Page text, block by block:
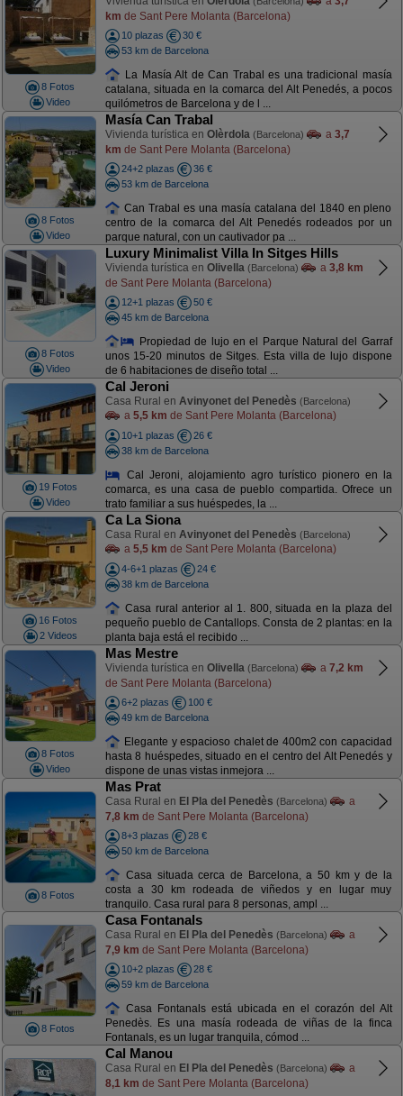
8 Fotos
Video
km de Sant Pere Molanta (Barcelona)
10 plazas
30 €
53 km de Barcelona
La Masía Alt de Can Trabal es una tradicional masía
catalana, situada en la comarca del Alt Penedés, a pocos
quilómetros de Barcelona y de l ...
8 Fotos
Video
Masía Can Trabal
Vivienda turística en Olèrdola (Barcelona) a 3,7
km de Sant Pere Molanta (Barcelona)
24+2 plazas
36 €
53 km de Barcelona
Can Trabal es una masía catalana del 1840 en pleno
centro de la comarca del Alt Penedés rodeados por un
parque natural, con un cautivador pa ...
8 Fotos
Video
Luxury Minimalist Villa In Sitges Hills
Vivienda turística en Olivella (Barcelona) a 3,8 km
de Sant Pere Molanta (Barcelona)
12+1 plazas
50 €
45 km de Barcelona
Propiedad de lujo en el Parque Natural del Garraf
unos 15-20 minutos de Sitges. Esta villa de lujo dispone
de 6 habitaciones de diseño total ...
19 Fotos
Video
Cal Jeroni
Casa Rural en Avinyonet del Penedès (Barcelona)
a 5,5 km de Sant Pere Molanta (Barcelona)
10+1 plazas
26 €
38 km de Barcelona
Cal Jeroni, alojamiento agro turístico pionero en la
comarca, es una casa de pueblo compartida. Ofrece un
trato familiar a sus huéspedes, la ...
16 Fotos
2 Videos
Ca La Siona
Casa Rural en Avinyonet del Penedès (Barcelona)
a 5,5 km de Sant Pere Molanta (Barcelona)
4-6+1 plazas
24 €
38 km de Barcelona
Casa rural anterior al 1. 800, situada en la plaza del
pequeño pueblo de Cantallops. Consta de 2 plantas: en la
planta baja está el recibido ...
8 Fotos
Video
Mas Mestre
Vivienda turística en Olivella (Barcelona) a 7,2 km
de Sant Pere Molanta (Barcelona)
6+2 plazas
100 €
49 km de Barcelona
Elegante y espacioso chalet de 400m2 con capacidad
hasta 8 huéspedes, situado en el centro del Alt Penedés y
dispone de unas vistas inmejora ...
8 Fotos
Mas Prat
Casa Rural en El Pla del Penedès (Barcelona)
a
7,8 km de Sant Pere Molanta (Barcelona)
8+3 plazas
28 €
50 km de Barcelona
Casa situada cerca de Barcelona, a 50 km y de la
costa a 30 km rodeada de viñedos y en lugar muy
tranquilo. Casa rural para 8 personas, ampl ...
8 Fotos
Casa Fontanals
Casa Rural en El Pla del Penedès (Barcelona)
a
7,9 km de Sant Pere Molanta (Barcelona)
10+2 plazas
28 €
59 km de Barcelona
Casa Fontanals está ubicada en el corazón del Alt
Penedès. Es una masía rodeada de viñas de la finca
Fontanals, es un lugar tranquila, cómod ...
Cal Manou
Casa Rural en El Pla del Penedès (Barcelona)
a
8,1 km de Sant Pere Molanta (Barcelona)